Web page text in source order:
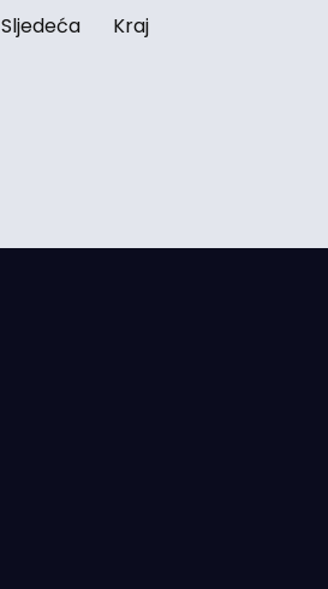
Sljedeća Kraj